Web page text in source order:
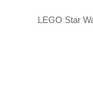
LEGO Star